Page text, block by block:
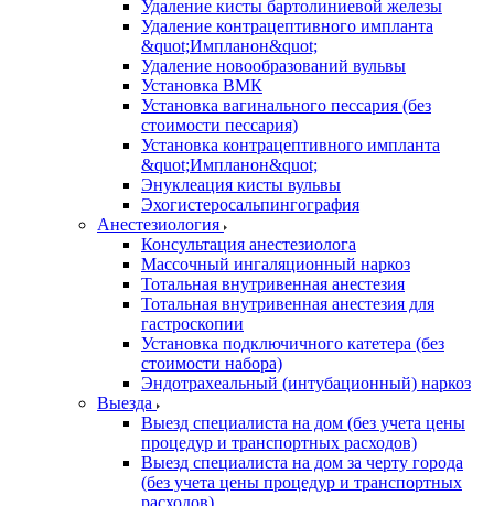
Удаление кисты бартолиниевой железы
Удаление контрацептивного импланта
&quot;Импланон&quot;
Удаление новообразований вульвы
Установка ВМК
Установка вагинального пессария (без
стоимости пессария)
Установка контрацептивного импланта
&quot;Импланон&quot;
Энуклеация кисты вульвы
Эхогистеросальпингография
Анестезиология
Консультация анестезиолога
Массочный ингаляционный наркоз
Тотальная внутривенная анестезия
Тотальная внутривенная анестезия для
гастроскопии
Установка подключичного катетера (без
стоимости набора)
Эндотрахеальный (интубационный) наркоз
Выезда
Выезд специалиста на дом (без учета цены
процедур и транспортных расходов)
Выезд специалиста на дом за черту города
(без учета цены процедур и транспортных
расходов)